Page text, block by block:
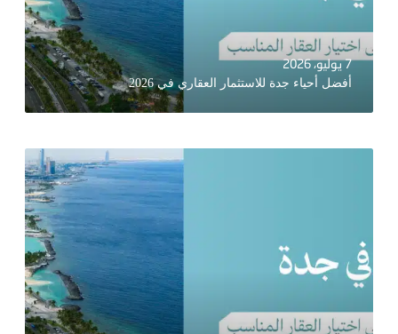
7 يوليو، 2026
أفضل أحياء جدة للاستثمار العقاري في 2026